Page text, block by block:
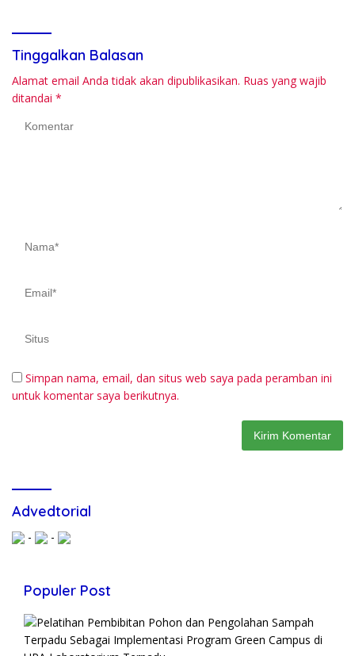
Tinggalkan Balasan
Alamat email Anda tidak akan dipublikasikan. Ruas yang wajib
ditandai *
Simpan nama, email, dan situs web saya pada peramban ini
untuk komentar saya berikutnya.
Advedtorial
- -
Populer Post